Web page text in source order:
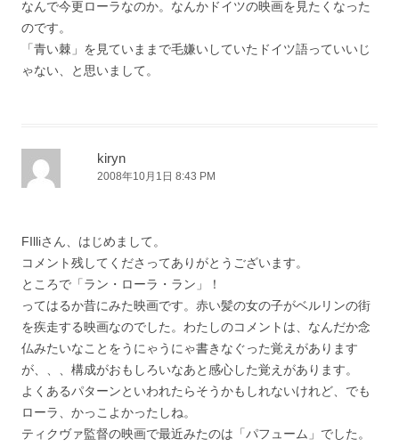
なんで今更ローラなのか。なんかドイツの映画を見たくなった
のです。
「青い棘」を見ていままで毛嫌いしていたドイツ語っていいじ
ゃない、と思いまして。
kiryn
2008年10月1日 8:43 PM
FIlliさん、はじめまして。
コメント残してくださってありがとうございます。
ところで「ラン・ローラ・ラン」！
ってはるか昔にみた映画です。赤い髪の女の子がベルリンの街
を疾走する映画なのでした。わたしのコメントは、なんだか念
仏みたいなことをうにゃうにゃ書きなぐった覚えがあります
が、、、構成がおもしろいなあと感心した覚えがあります。
よくあるパターンといわれたらそうかもしれないけれど、でも
ローラ、かっこよかったしね。
ティクヴァ監督の映画で最近みたのは「パフューム」でした。